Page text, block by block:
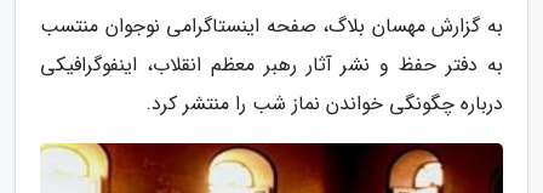
به گزارش مهسان بلاگ، صفحه اینستاگرامی نوجوان منتسب
به دفتر حفظ و نشر آثار رهبر معظم انقلاب، اینفوگرافیکی
درباره چگونگی خواندن نماز شب را منتشر کرد.